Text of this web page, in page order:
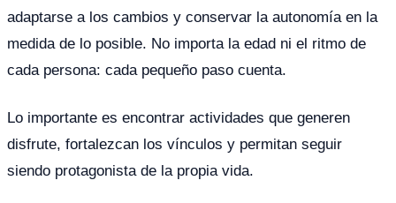
adaptarse a los cambios y conservar la autonomía en la
medida de lo posible. No importa la edad ni el ritmo de
cada persona: cada pequeño paso cuenta.
Lo importante es encontrar actividades que generen
disfrute, fortalezcan los vínculos y permitan seguir
siendo protagonista de la propia vida.